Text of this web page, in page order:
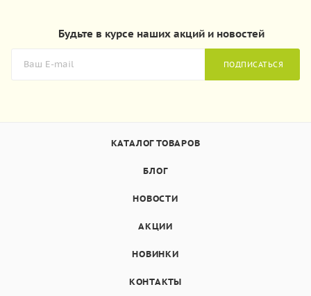
Будьте в курсе наших акций и новостей
ПОДПИСАТЬСЯ
КАТАЛОГ ТОВАРОВ
БЛОГ
НОВОСТИ
АКЦИИ
НОВИНКИ
КОНТАКТЫ